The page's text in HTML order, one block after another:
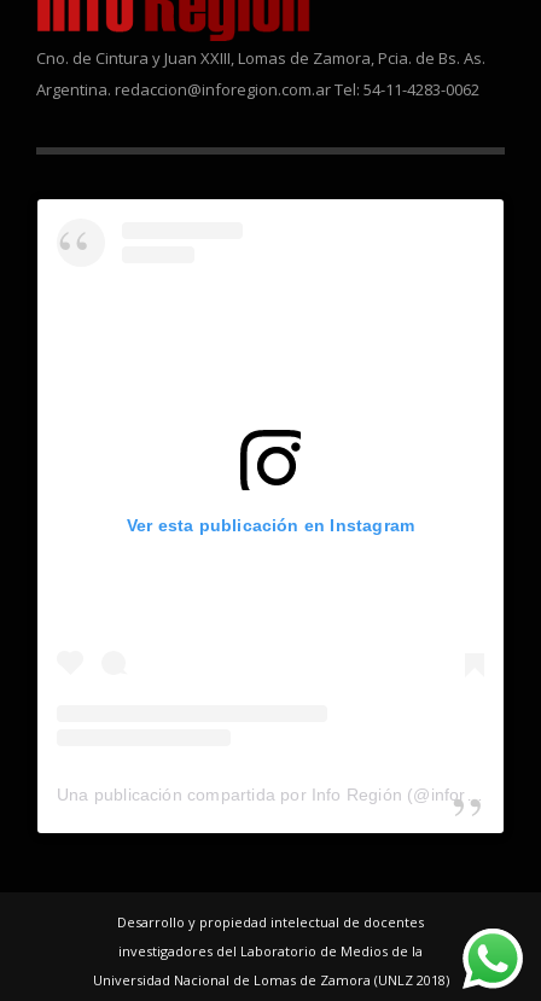
Cno. de Cintura y Juan XXIII, Lomas de Zamora, Pcia. de Bs. As.
Argentina. redaccion@inforegion.com.ar Tel: 54-11-4283-0062
Ver esta publicación en Instagram
Desarrollo y propiedad intelectual de docentes
investigadores del Laboratorio de Medios de la
Universidad Nacional de Lomas de Zamora (UNLZ 2018)